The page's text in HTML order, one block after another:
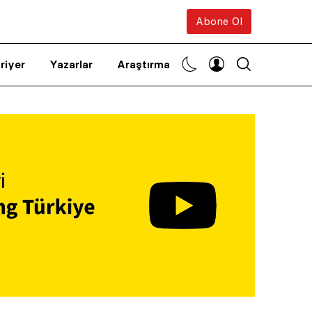
Abone Ol
Yazarlar Araştırma